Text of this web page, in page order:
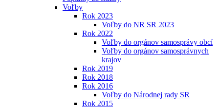
Voľby
Rok 2023
Voľby do NR SR 2023
Rok 2022
Voľby do orgánov samosprávy obcí
Voľby do orgánov samosprávnych
krajov
Rok 2019
Rok 2018
Rok 2016
Voľby do Národnej rady SR
Rok 2015